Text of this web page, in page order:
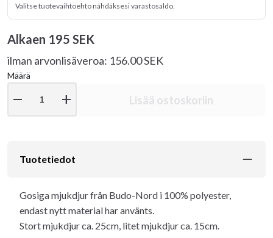
Valitse tuotevaihtoehto nähdäksesi varastosaldo.
Alkaen 195 SEK
ilman arvonlisäveroa: 156.00 SEK
Määrä
remove add Lisää ostoskoriin
Tuotetiedot
Gosiga mjukdjur från Budo-Nord i 100% polyester,
endast nytt material har använts.
Stort mjukdjur ca. 25cm, litet mjukdjur ca. 15cm.